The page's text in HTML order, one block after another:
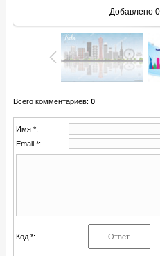
Добавлено
Всего комментариев: 0
Имя *:
Email *:
Код *: